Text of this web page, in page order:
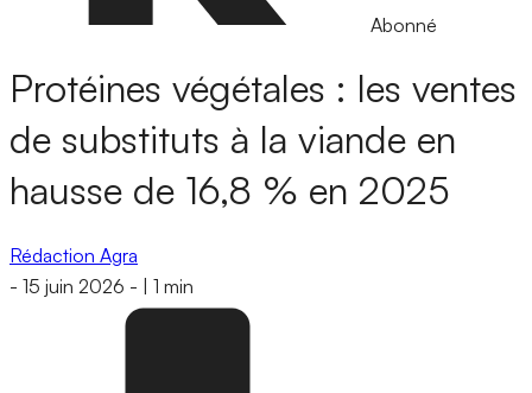
Abonné
Protéines végétales : les ventes
de substituts à la viande en
hausse de 16,8 % en 2025
Rédaction Agra
- 15 juin 2026 - 1 min